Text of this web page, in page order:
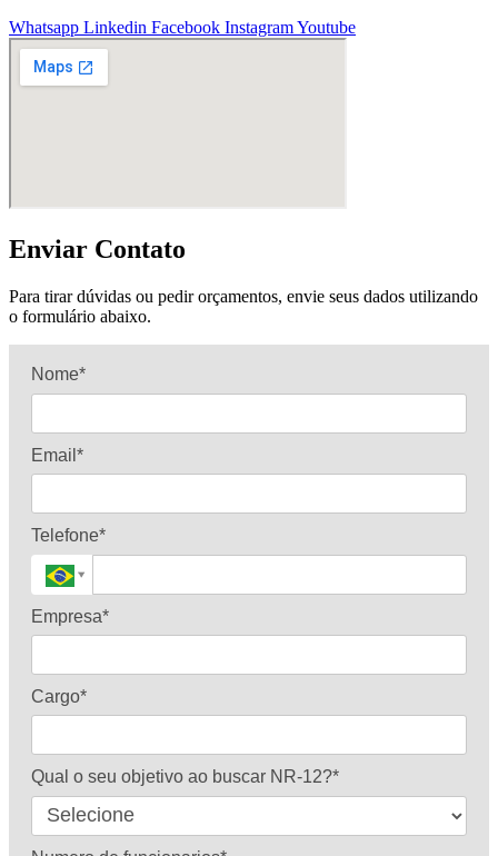
Whatsapp Linkedin Facebook InstagramYoutube
Enviar Contato
Para tirar dúvidas ou pedir orçamentos, envie seus dados utilizando
o formulário abaixo.
Nome*
Email*
Telefone*
Empresa*
Cargo*
Qual o seu objetivo ao buscar NR-12?*